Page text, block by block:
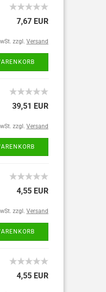
7,67 EUR
zzgl. Versand
39,51 EUR
zzgl. Versand
4,55 EUR
zzgl. Versand
4,55 EUR